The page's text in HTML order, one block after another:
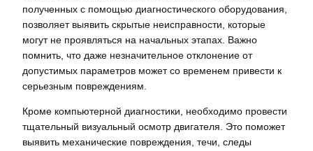
полученных с помощью диагностического оборудования,
позволяет выявить скрытые неисправности, которые
могут не проявляться на начальных этапах. Важно
помнить, что даже незначительное отклонение от
допустимых параметров может со временем привести к
серьезным повреждениям.
Кроме компьютерной диагностики, необходимо провести
тщательный визуальный осмотр двигателя. Это поможет
выявить механические повреждения, течи, следы